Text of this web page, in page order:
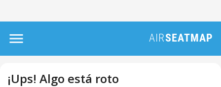
¡Ups! Algo está roto